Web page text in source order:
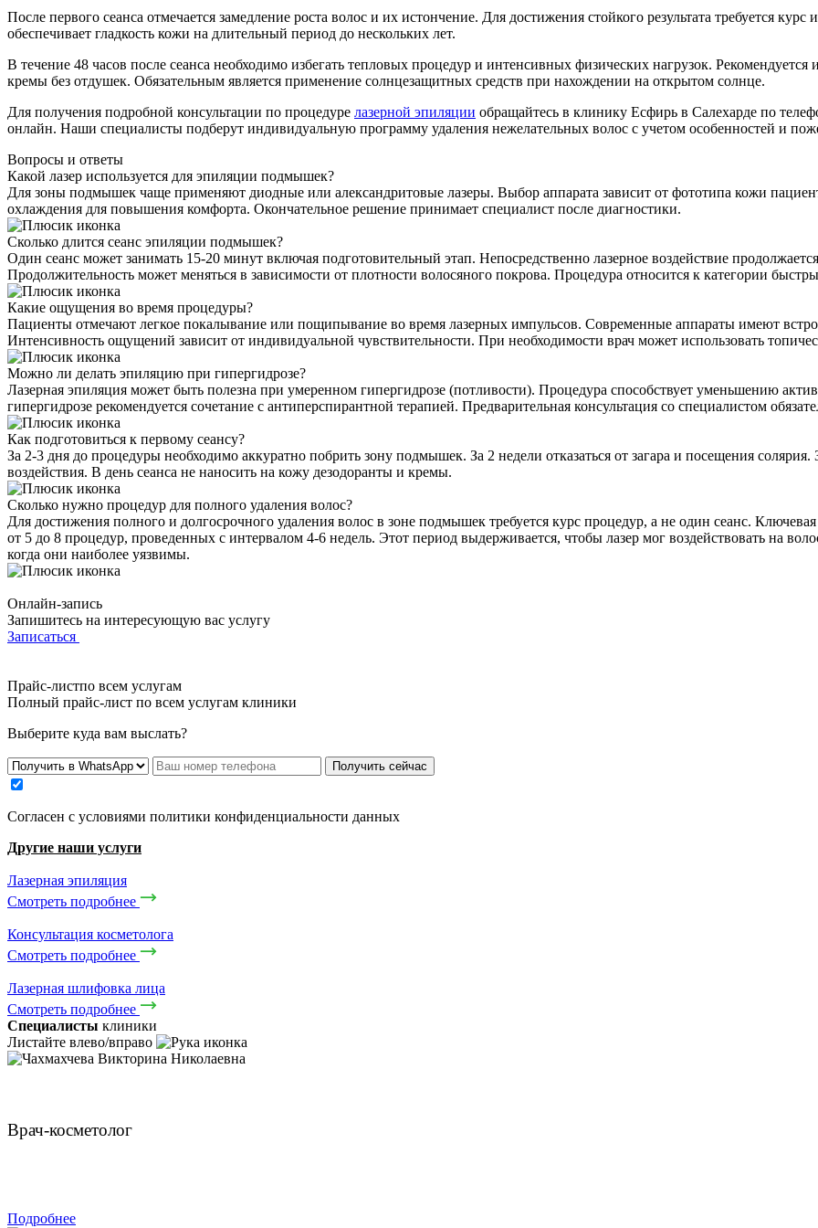
После первого сеанса отмечается замедление роста волос и их истончение. Для достижения стойкого результата требуется
обеспечивает гладкость кожи на длительный период до нескольких лет.
В течение 48 часов после сеанса необходимо избегать тепловых процедур и интенсивных физических нагрузок.
кремы без отдушек. Обязательным является применение солнцезащитных средств при нахождении на открытом солнце.
Для получения подробной консультации по процедуре лазерной эпиляции обращайтесь в клинику Есфирь в Салехарде по
онлайн. Наши специалисты подберут индивидуальную программу удаления нежелательных волос с учетом особенностей и
Вопросы и ответы
Какой лазер используется для эпиляции подмышек?
Для зоны подмышек чаще применяют диодные или александритовые лазеры. Выбор аппарата зависит от фототипа кожи
охлаждения для повышения комфорта. Окончательное решение принимает специалист после диагностики.
Сколько длится сеанс эпиляции подмышек?
Один сеанс может занимать 15-20 минут включая подготовительный этап. Непосредственно лазерное воздействие
Продолжительность может меняться в зависимости от плотности волосяного покрова. Процедура относится к категории
Какие ощущения во время процедуры?
Пациенты отмечают легкое покалывание или пощипывание во время лазерных импульсов. Современные аппараты имеют
Интенсивность ощущений зависит от индивидуальной чувствительности. При необходимости врач может использовать
Можно ли делать эпиляцию при гипергидрозе?
Лазерная эпиляция может быть полезна при умеренном гипергидрозе (потливости). Процедура способствует уменьшению
гипергидрозе рекомендуется сочетание с антиперспирантной терапией. Предварительная консультация со специалистом
Как подготовиться к первому сеансу?
За 2-3 дня до процедуры необходимо аккуратно побрить зону подмышек. За 2 недели отказаться от загара и посещения
воздействия. В день сеанса не наносить на кожу дезодоранты и кремы.
Сколько нужно процедур для полного удаления волос?
Для достижения полного и долгосрочного удаления волос в зоне подмышек требуется курс процедур, а не один сеанс.
от 5 до 8 процедур, проведенных с интервалом 4-6 недель. Этот период выдерживается, чтобы лазер мог воздействовать на
когда они наиболее уязвимы.
Онлайн-запись
Запишитесь на интересующую вас услугу
Записаться
Прайс-листпо всем услугам
Полный прайс-лист по всем услугам клиники
Выберите куда вам выслать?
Получить сейчас
Cогласен с условиями политики конфиденциальности данных
Другие наши услуги
Лазерная эпиляция
Смотреть подробнее
Консультация косметолога
Смотреть подробнее
Лазерная шлифовка лица
Смотреть подробнее
Специалисты клиники
Листайте влево/вправо
Врач-косметолог
Подробнее